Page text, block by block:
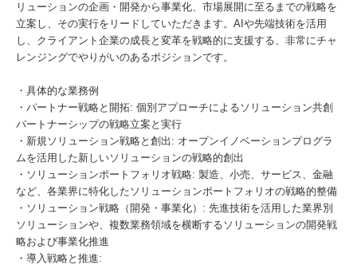
リューションの企画・開発から事業化、市場展開に至るまでの戦略を
立案し、その実行をリードしていただきます。AIや先端技術を活用
し、クライアント企業の成長と変革を戦略的に支援する、非常にチャ
レンジングでやりがいのあるポジションです。
・具体的な業務例
・パートナー戦略と開拓: 個別アプローチによるソリューション共創
パートナーシップの戦略立案と実行
・新規ソリューション戦略と創出: オープンイノベーションプログラ
ムを活用した新しいソリューションの戦略的創出
・ソリューションポートフォリオ戦略: 製造、小売、サービス、金融
など、各業界に特化したソリューションポートフォリオの戦略的整備
・ソリューション戦略（開発・事業化）: 先進技術を活用した業界別
ソリューションや、複数業務領域を横断するソリューションの開発戦
略および事業化推進
・導入戦略と推進: